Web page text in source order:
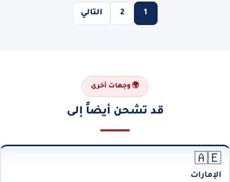
1
2 التالي
🌍 وجهات أخرى
قد تشحن أيضاً إلى
🇦🇪
الإمارات